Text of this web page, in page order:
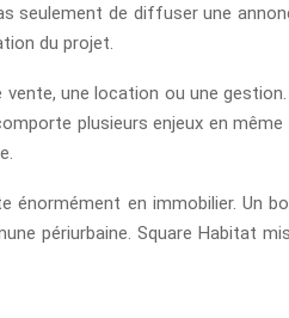
seulement de diffuser une
du projet.
une location ou une
plusieurs enjeux en
en immobilier. Un
périurbaine. Square Habitat